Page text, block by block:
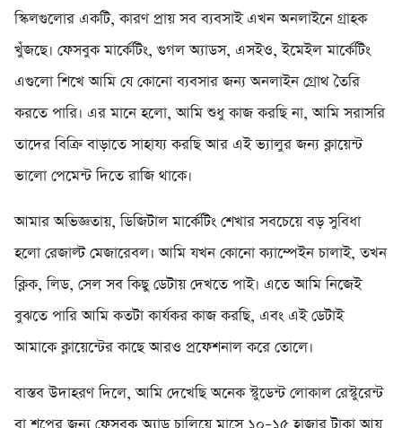
স্কিলগুলোর একটি, কারণ প্রায় সব ব্যবসাই এখন অনলাইনে গ্রাহক
খুঁজছে। ফেসবুক মার্কেটিং, গুগল অ্যাডস, এসইও, ইমেইল মার্কেটিং
এগুলো শিখে আমি যে কোনো ব্যবসার জন্য অনলাইন গ্রোথ তৈরি
করতে পারি। এর মানে হলো, আমি শুধু কাজ করছি না, আমি সরাসরি
তাদের বিক্রি বাড়াতে সাহায্য করছি আর এই ভ্যালুর জন্য ক্লায়েন্ট
ভালো পেমেন্ট দিতে রাজি থাকে।
আমার অভিজ্ঞতায়, ডিজিটাল মার্কেটিং শেখার সবচেয়ে বড় সুবিধা
হলো রেজাল্ট মেজারেবল। আমি যখন কোনো ক্যাম্পেইন চালাই, তখন
ক্লিক, লিড, সেল সব কিছু ডেটায় দেখতে পাই। এতে আমি নিজেই
বুঝতে পারি আমি কতটা কার্যকর কাজ করছি, এবং এই ডেটাই
আমাকে ক্লায়েন্টের কাছে আরও প্রফেশনাল করে তোলে।
বাস্তব উদাহরণ দিলে, আমি দেখেছি অনেক স্টুডেন্ট লোকাল রেস্টুরেন্ট